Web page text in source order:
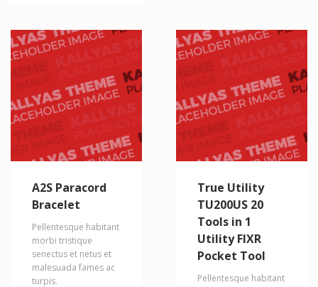
A2S Paracord
Bracelet
Pellentesque habitant
morbi tristique
senectus et netus et
malesuada fames ac
turpis.
True Utility
TU200US 20
Tools in 1
Utility FIXR
Pocket Tool
Pellentesque habitant